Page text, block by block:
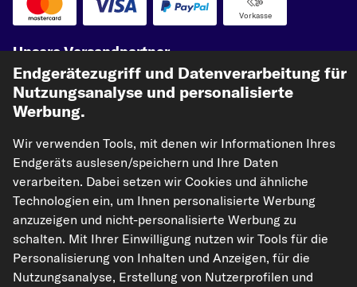
Vorkasse
Unsere Versandpartner
kfzteile24.de carpardoo.nl
carpardoo.fr
carpardoo.dk
Endgerätezugriff und Datenverarbeitung für
Nutzungsanalyse und personalisierte
Werbung.
Wir verwenden Tools, mit denen wir Informationen Ihres
Endgeräts auslesen/speichern und Ihre Daten
verarbeiten. Dabei setzen wir Cookies und ähnliche
Technologien ein, um Ihnen personalisierte Werbung
anzuzeigen und nicht-personalisierte Werbung zu
schalten. Mit Ihrer Einwilligung nutzen wir Tools für die
Personalisierung von Inhalten und Anzeigen, für die
Nutzungsanalyse, Erstellung von Nutzerprofilen und